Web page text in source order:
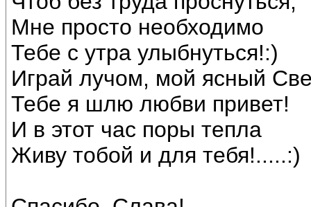
Мне просто необходимо
Тебе с утра улыбнуться!:)
Играй лучом, мой ясный
Тебе я шлю любви привет!
И в этот час поры тепла
Живу тобой и для тебя!.....:)